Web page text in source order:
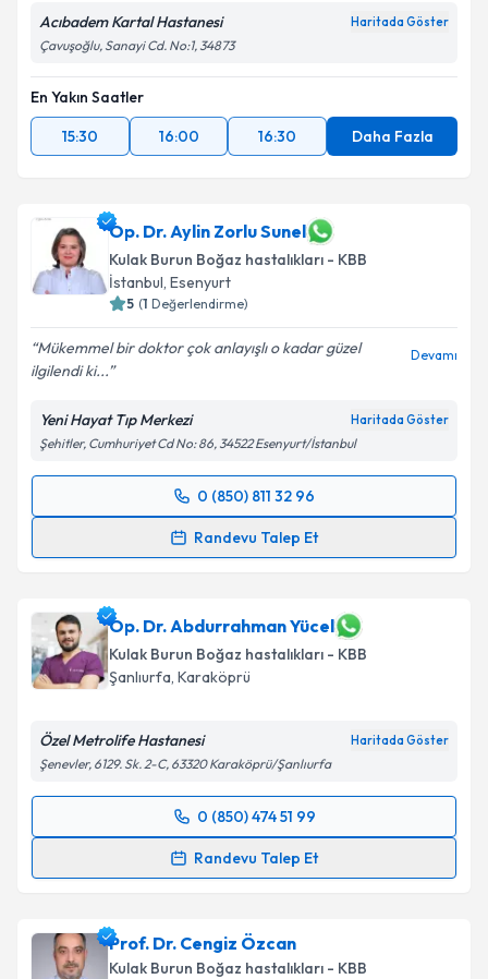
Acıbadem Kartal Hastanesi Haritada Göster
Çavuşoğlu, Sanayi Cd. No:1, 34873
En Yakın Saatler
15:30
16:00 16:30 Daha Fazla
Op. Dr. Aylin Zorlu Sunel
Kulak Burun Boğaz hastalıkları - KBB
İstanbul, Esenyurt
5 (1 Değerlendirme)
Mükemmel bir doktor çok anlayışlı o kadar güzel
ilgilendi ki...
Devamı
Yeni Hayat Tıp Merkezi Haritada Göster
Şehitler, Cumhuriyet Cd No: 86, 34522 Esenyurt/İstanbul
0 (850) 811 32 96
Randevu Talep Et
Randevu Takvimi Talebi
takvim hazırlandığında e-posta ile bilgilendireceğiz.
E-posta Adresiniz
Kişisel verilerimin işlenmesine ilişkin
Metni'ni okudum ve kişisel verilerimin belirtilen
kapsamda işlenmesini kabul ediyorum.
Takvim Talebini Gönder
Op. Dr. Abdurrahman Yücel
Kulak Burun Boğaz hastalıkları - KBB
Şanlıurfa, Karaköprü
Özel Metrolife Hastanesi Haritada Göster
Şenevler, 6129. Sk. 2-C, 63320 Karaköprü/Şanlıurfa
0 (850) 474 51 99
Randevu Talep Et
Randevu Takvimi Talebi
için bir takvim hazırlandığında e-posta ile
bilgilendireceğiz.
Prof. Dr. Cengiz Özcan
Kulak Burun Boğaz hastalıkları - KBB